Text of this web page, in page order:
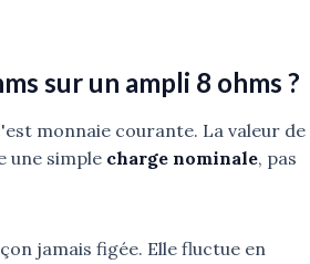
sur un ampli 8 ohms ?
monnaie courante. La valeur de
une simple charge nominale, pas
jamais figée. Elle fluctue en